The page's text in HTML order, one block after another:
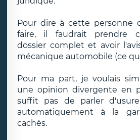
Pour dire à cette personne
faire, il faudrait prendre
dossier complet et avoir
mécanique automobile (ce
Pour ma part, je voulais
une opinion divergente en
suffit pas de parler
automatiquement à la
cachés.